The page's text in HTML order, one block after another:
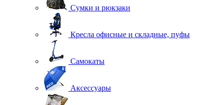
Сумки и рюкзаки
Кресла офисные и складные, пуфы
Самокаты
Аксессуары